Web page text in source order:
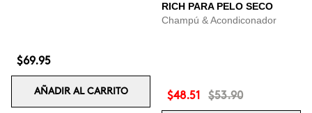
$69.95
AÑADIR AL CARRITO
RICH PARA PELO SECO
Champú & Acondiconador
$48.51 $53.90